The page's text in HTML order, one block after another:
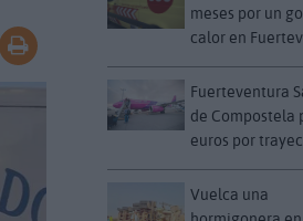
meses por un
calor en
Fuerteventura
de Compostela
euros por
Vuelca una